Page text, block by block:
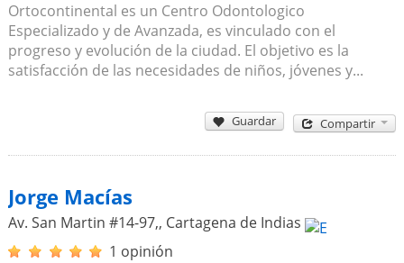
Ortocontinental es un Centro Odontologico
Especializado y de Avanzada, es vinculado con el
progreso y evolución de la ciudad. El objetivo es la
satisfacción de las necesidades de niños, jóvenes y...
Guardar Compartir
Jorge Macías
Av. San Martin #14-97,, Cartagena de Indias
1 opinión